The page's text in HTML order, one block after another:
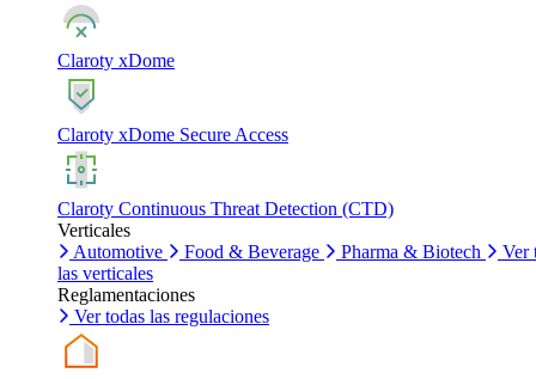
Claroty xDome
Claroty xDome Secure Access
Claroty Continuous Threat Detection (CTD)
Verticales
Automotive
Food & Beverage Pharma & Biotech
Ver
las verticales
Reglamentaciones
Ver todas las regulaciones